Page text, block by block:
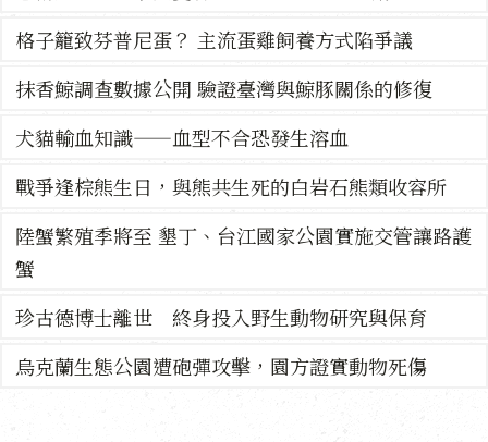
格子籠致芬普尼蛋？ 主流蛋雞飼養方式陷爭議
抹香鯨調查數據公開 驗證臺灣與鯨豚關係的修復
犬貓輸血知識——血型不合恐發生溶血
戰爭逢棕熊生日，與熊共生死的白岩石熊類收容所
陸蟹繁殖季將至 墾丁、台江國家公園實施交管讓路護
蟹
珍古德博士離世 終身投入野生動物研究與保育
烏克蘭生態公園遭砲彈攻擊，園方證實動物死傷